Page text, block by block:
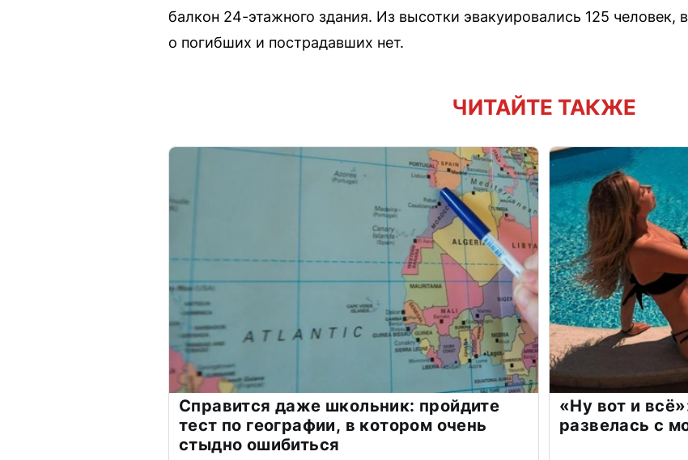
балкон 24-этажного здания. Из высотки эвакуировались 125 человек,
о погибших и пострадавших нет.
ЧИТАЙТЕ ТАКЖЕ
Справится даже школьник: пройдите
тест по географии, в котором очень
стыдно ошибиться
«Ну вот и
развелась с